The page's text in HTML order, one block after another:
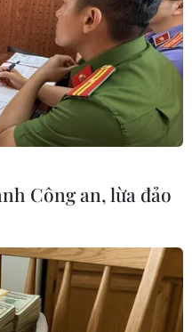
bộ Tập đoàn Dầu
bộ Tập đoàn) đã
thức từ dịch bệnh,
các bất ổn địa chính
hơn 60 năm phát
sự đồng lòng, quyết
tập thể lãnh đạo,
động toàn Tập
sóng gió, luôn
xuyên suốt là duy trì
và phát triển bền
Công an, lừa đảo